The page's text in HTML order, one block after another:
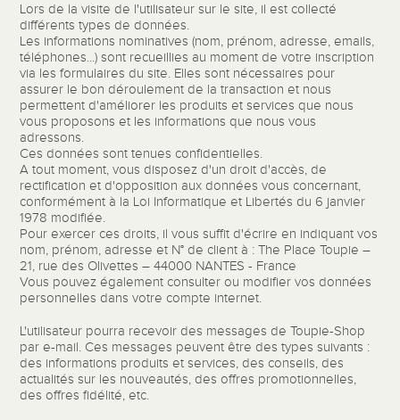
Lors de la visite de l'utilisateur sur le site, il est collecté
différents types de données.
Les informations nominatives (nom, prénom, adresse, emails,
téléphones...) sont recueillies au moment de votre inscription
via les formulaires du site. Elles sont nécessaires pour
assurer le bon déroulement de la transaction et nous
permettent d'améliorer les produits et services que nous
vous proposons et les informations que nous vous
adressons.
Ces données sont tenues confidentielles.
A tout moment, vous disposez d'un droit d'accès, de
rectification et d'opposition aux données vous concernant,
conformément à la Loi Informatique et Libertés du 6 janvier
1978 modifiée.
Pour exercer ces droits, il vous suffit d'écrire en indiquant vos
nom, prénom, adresse et N° de client à : The Place Toupie –
21, rue des Olivettes – 44000 NANTES - France
Vous pouvez également consulter ou modifier vos données
personnelles dans votre compte internet.
L'utilisateur pourra recevoir des messages de Toupie-Shop
par e-mail. Ces messages peuvent être des types suivants :
des informations produits et services, des conseils, des
actualités sur les nouveautés, des offres promotionnelles,
des offres fidélité, etc.